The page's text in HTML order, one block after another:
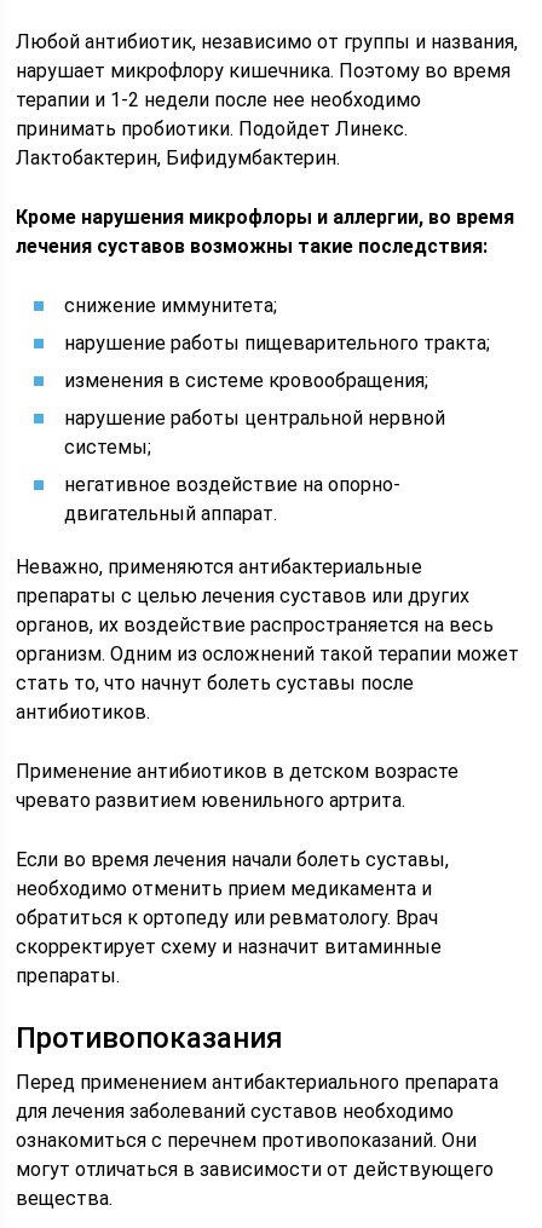
Любой антибиотик, независимо от группы и названия,
нарушает микрофлору кишечника. Поэтому во время
терапии и 1-2 недели после нее необходимо
принимать пробиотики. Подойдет Линекс.
Лактобактерин, Бифидумбактерин.
Кроме нарушения микрофлоры и аллергии, во время
лечения суставов возможны такие последствия:
снижение иммунитета;
нарушение работы пищеварительного тракта;
изменения в системе кровообращения;
нарушение работы центральной нервной
системы;
негативное воздействие на опорно-
двигательный аппарат.
Неважно, применяются антибактериальные
препараты с целью лечения суставов или других
органов, их воздействие распространяется на весь
организм. Одним из осложнений такой терапии может
стать то, что начнут болеть суставы после
антибиотиков.
Применение антибиотиков в детском возрасте
чревато развитием ювенильного артрита.
Если во время лечения начали болеть суставы,
необходимо отменить прием медикамента и
обратиться к ортопеду или ревматологу. Врач
скорректирует схему и назначит витаминные
препараты.
Противопоказания
Перед применением антибактериального препарата
для лечения заболеваний суставов необходимо
ознакомиться с перечнем противопоказаний. Они
могут отличаться в зависимости от действующего
вещества.